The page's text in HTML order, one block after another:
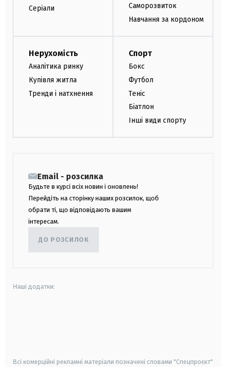
Серіали
Саморозвиток
Навчання за кордоном
Нерухомість
Аналітика ринку
Купівля житла
Тренди і натхнення
Спорт
Бокс
Футбол
Теніс
Біатлон
Інші види спорту
Email - розсилка
Будьте в курсі всіх новин і оновлень!
Перейдіть на сторінку наших розсилок, щоб
обрати ті, що відповідають вашим
інтересам.
ДО РОЗСИЛОК
Наші додатки:
Всі комерційні рекламні матеріали позначені словами "Спецпроєкт"